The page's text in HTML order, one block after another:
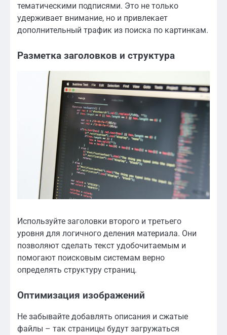
тематическими подписями. Это не только
удерживает внимание, но и привлекает
дополнительный трафик из поиска по картинкам.
Разметка заголовков и структура
Используйте заголовки второго и третьего
уровня для логичного деления материала. Они
позволяют сделать текст удобочитаемым и
помогают поисковым системам верно
определять структуру страниц.
Оптимизация изображений
Не забывайте добавлять описания и сжатые
файлы – так страницы будут загружаться